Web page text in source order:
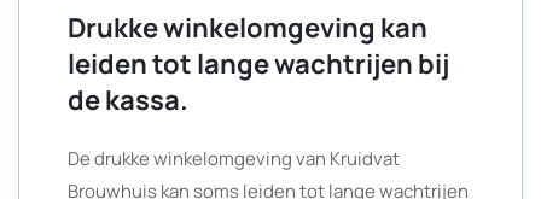
Drukke winkelomgeving kan
leiden tot lange wachtrijen bij
de kassa.
De drukke winkelomgeving van Kruidvat
Brouwhuis kan soms leiden tot lange wachtrijen